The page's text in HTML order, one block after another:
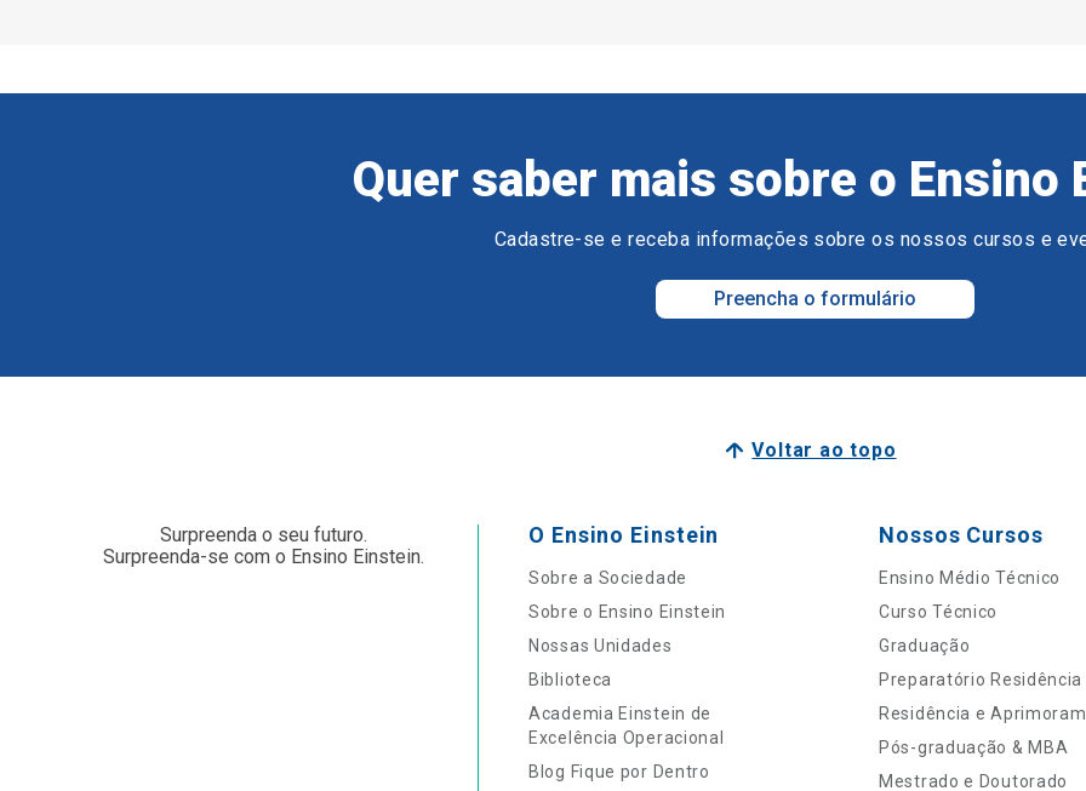
Quer saber mais sobre o Ensino
Cadastre-se e receba informações sobre os nossos cursos e
Preencha o formulário
Voltar ao topo
Surpreenda o seu futuro.
Surpreenda-se com o Ensino Einstein.
O Ensino Einstein
Sobre a Sociedade
Sobre o Ensino Einstein
Nossas Unidades
Biblioteca
Academia Einstein de
Excelência Operacional
Blog Fique por Dentro
Nossos Cursos
Ensino Médio Técnico
Curso Técnico
Graduação
Preparatório Residência
Residência e
Pós-graduação & MBA
Mestrado e Doutorado